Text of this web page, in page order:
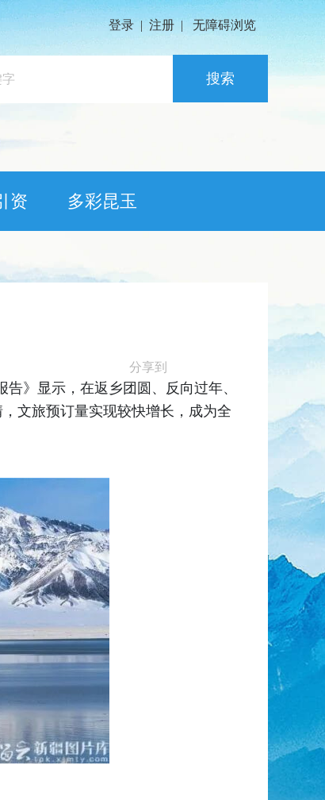
登录 | 注册 | 无障碍浏览
搜索
资 多彩昆玉
分享到
》显示，在返乡团圆、反向过年、
文旅预订量实现较快增长，成为全